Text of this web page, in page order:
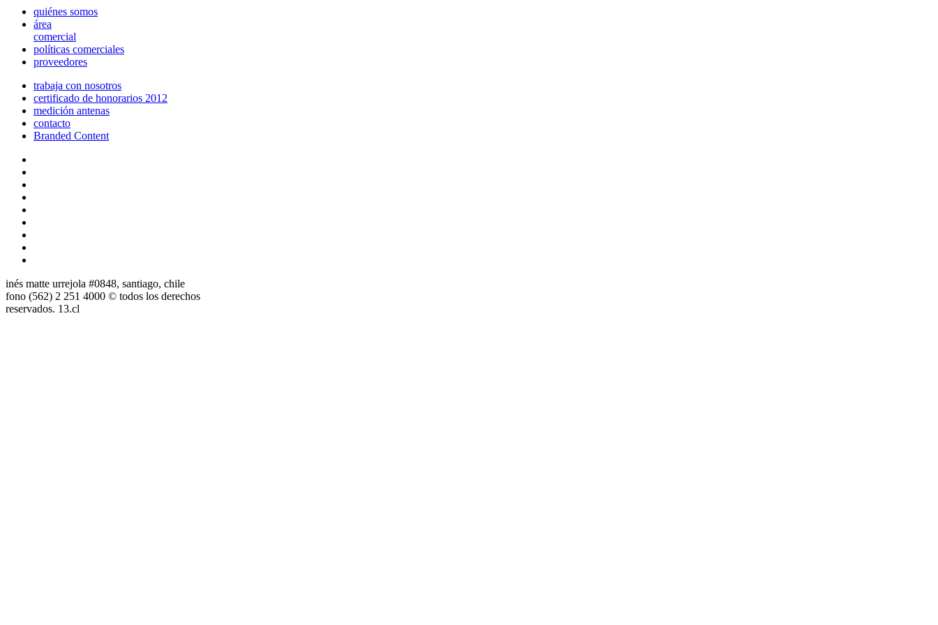
quiénes somos
área
comercial
políticas comerciales
proveedores
trabaja con nosotros
certificado de honorarios 2012
medición antenas
contacto
Branded Content
inés matte urrejola #0848, santiago, chile
fono (562) 2 251 4000 © todos los derechos
reservados. 13.cl